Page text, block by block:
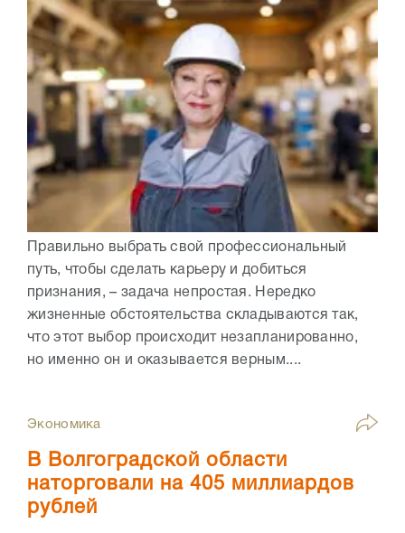
Правильно выбрать свой профессиональный
путь, чтобы сделать карьеру и добиться
признания, – задача непростая. Нередко
жизненные обстоятельства складываются так,
что этот выбор происходит незапланированно,
но именно он и оказывается верным....
Экономика
В Волгоградской области
наторговали на 405 миллиардов
рублей